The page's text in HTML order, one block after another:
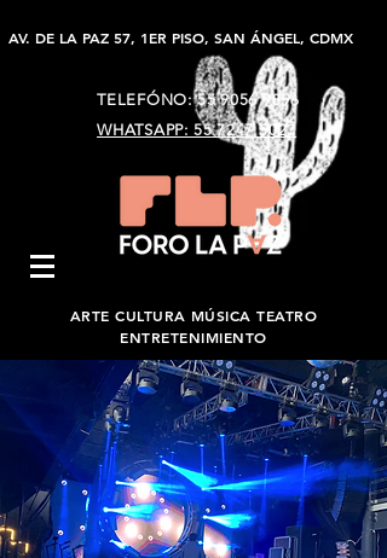
AV. DE LA PAZ 57, 1ER PISO, SAN ÁNGEL, CDMX
TELEFÓNO:55 9056 9896
WHATSAPP: 55 7247 5023
ARTE CULTURA MÚSICA TEATRO
ENTRETENIMIENTO